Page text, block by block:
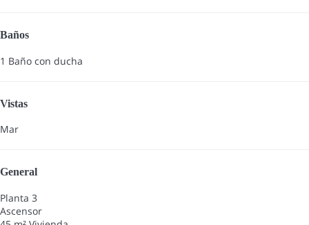
Baños
1 Baño con ducha
Vistas
Mar
General
Planta 3
Ascensor